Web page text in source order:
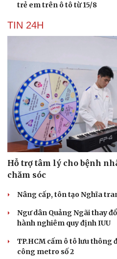
Cải chính
trẻ em trên ô tô từ 15/8
TIN 24H
Hỗ trợ tâm lý cho bệnh
chăm sóc
Nâng cấp, tôn tạo Nghĩa
Ngư dân Quảng Ngãi thay
hành nghiêm quy định IUU
TP.HCM cấm ô tô lưu thông
công metro số 2